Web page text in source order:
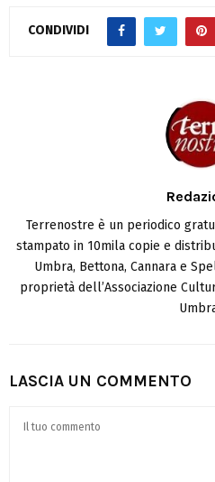
CONDIVIDI
Terrenostre è un periodico
stampato in 10mila copie e
Umbra, Bettona, Cannara e
proprietà dell’Associazione
LASCIA UN COMMENTO